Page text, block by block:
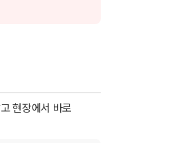
현장에서 바로